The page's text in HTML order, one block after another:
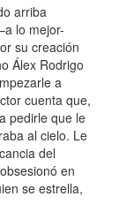
arriba
lo mejor-
su creación
Álex Rodrigo
a
cuenta que,
pedirle que le
al cielo. Le
del
en
se estrella,